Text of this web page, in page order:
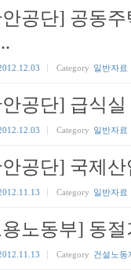
공단] 공동
Category 일반자료
공단] 급식
Category 일반자료
공단] 국제산
Category 일반자료
노동부] 동
Category 건설노동